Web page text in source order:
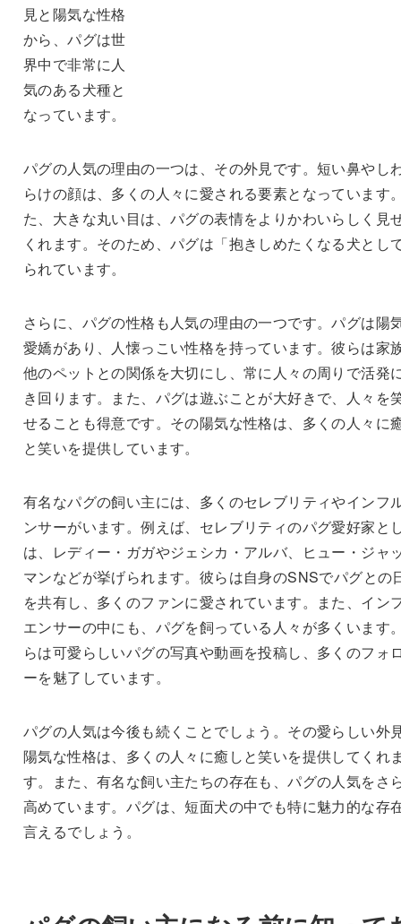
見と陽気な性格
から、パグは世
界中で非常に人
気のある犬種と
なっています。
パグの人気の理由の一つは、その外見です。短い鼻やし
らけの顔は、多くの人々に愛される要素となっています
た、大きな丸い目は、パグの表情をよりかわいらしく見
くれます。そのため、パグは「抱きしめたくなる犬とし
られています。
さらに、パグの性格も人気の理由の一つです。パグは陽
愛嬌があり、人懐っこい性格を持っています。彼らは家
他のペットとの関係を大切にし、常に人々の周りで活発
き回ります。また、パグは遊ぶことが大好きで、人々を
せることも得意です。その陽気な性格は、多くの人々に
と笑いを提供しています。
有名なパグの飼い主には、多くのセレブリティやインフ
ンサーがいます。例えば、セレブリティのパグ愛好家と
は、レディー・ガガやジェシカ・アルバ、ヒュー・ジャ
マンなどが挙げられます。彼らは自身のSNSでパグとの
を共有し、多くのファンに愛されています。また、イン
エンサーの中にも、パグを飼っている人々が多くいます
らは可愛らしいパグの写真や動画を投稿し、多くのフォ
ーを魅了しています。
パグの人気は今後も続くことでしょう。その愛らしい外
陽気な性格は、多くの人々に癒しと笑いを提供してくれ
す。また、有名な飼い主たちの存在も、パグの人気をさ
高めています。パグは、短面犬の中でも特に魅力的な存
言えるでしょう。